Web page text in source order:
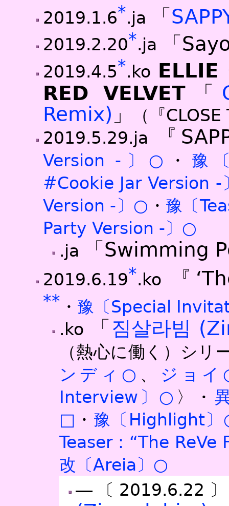
2019.1.6*.ja 「
2019.2.20*.ja 「
2019.4.5*.ko ELLIE
RED VELVET 「
Remix) 」
（『
2019.5.29.ja
『
Version -〕○ ・ 豫
#Cookie Jar Version
Version -〕○ ・ 豫〔
Party Version -〕○
.ja
「Swimming
2019.6.19*.ko 『
** ・ 豫〔Special
.ko
「 짐살라빔
（熱心に働く）シリ
ンディ○ 、 ジョ
Interview〕○ 〉・
□ ・ 豫〔Highlight
Teaser : “The
改〔Areia〕○
―〔2019.6.22